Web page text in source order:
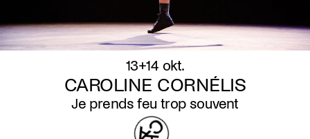
13+14 okt.
CAROLINE CORNÉLIS
Je prends feu trop souvent